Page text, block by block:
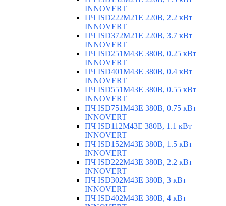
INNOVERT
ПЧ ISD222M21E 220В, 2.2 кВт
INNOVERT
ПЧ ISD372M21E 220В, 3.7 кВт
INNOVERT
ПЧ ISD251M43E 380В, 0.25 кВт
INNOVERT
ПЧ ISD401M43E 380В, 0.4 кВт
INNOVERT
ПЧ ISD551M43E 380В, 0.55 кВт
INNOVERT
ПЧ ISD751M43E 380В, 0.75 кВт
INNOVERT
ПЧ ISD112M43E 380В, 1.1 кВт
INNOVERT
ПЧ ISD152M43E 380В, 1.5 кВт
INNOVERT
ПЧ ISD222M43E 380В, 2.2 кВт
INNOVERT
ПЧ ISD302M43E 380В, 3 кВт
INNOVERT
ПЧ ISD402M43E 380В, 4 кВт